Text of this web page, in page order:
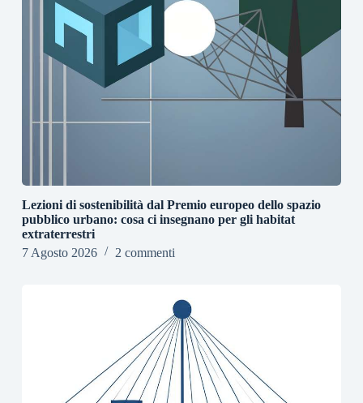
Lezioni di sostenibilità dal Premio europeo dello spazio
pubblico urbano: cosa ci insegnano per gli habitat
extraterrestri
7 Agosto 2026
2 commenti